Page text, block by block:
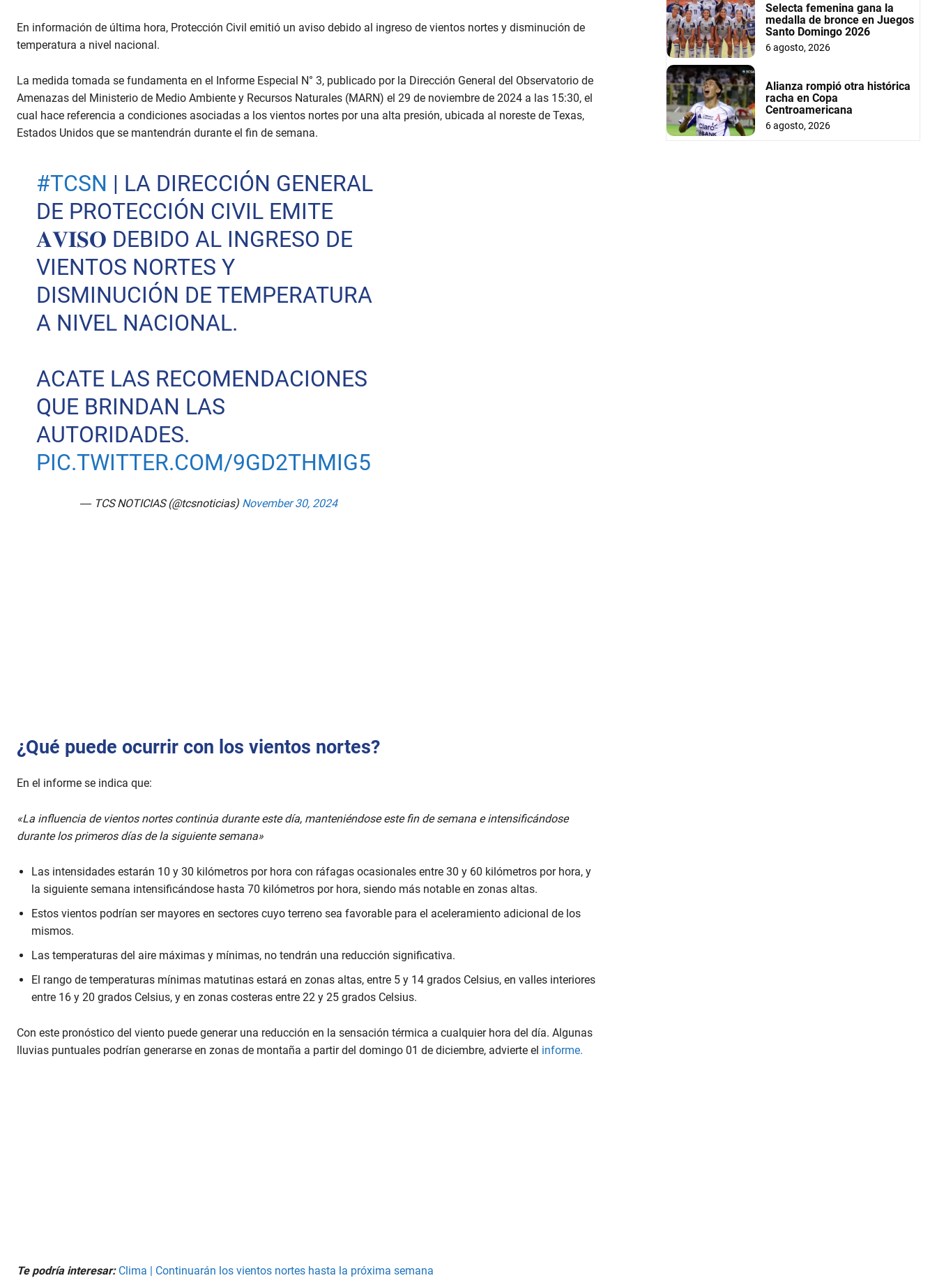
En información de última hora, Protección Civil emitió un aviso debido al ingreso de vientos nortes y disminución de
temperatura a nivel nacional.
La medida tomada se fundamenta en el Informe Especial N° 3, publicado por la Dirección General del Observatorio de
Amenazas del Ministerio de Medio Ambiente y Recursos Naturales (MARN) el 29 de noviembre de 2024 a las 15:30, el
cual hace referencia a condiciones asociadas a los vientos nortes por una alta presión, ubicada al noreste de Texas,
Estados Unidos que se mantendrán durante el fin de semana.
#TCSN | LA DIRECCIÓN GENERAL
DE PROTECCIÓN CIVIL EMITE
𝐀𝐕𝐈𝐒𝐎 DEBIDO AL INGRESO DE
VIENTOS NORTES Y
DISMINUCIÓN DE TEMPERATURA
A NIVEL NACIONAL.
ACATE LAS RECOMENDACIONES
QUE BRINDAN LAS
AUTORIDADES.
PIC.TWITTER.COM/9GD2THMIG5
— TCS NOTICIAS (@tcsnoticias) November 30, 2024
¿Qué puede ocurrir con los vientos nortes?
En el informe se indica que:
«La influencia de vientos nortes continúa durante este día, manteniéndose este fin de semana e intensificándose
durante los primeros días de la siguiente semana»
Las intensidades estarán 10 y 30 kilómetros por hora con ráfagas ocasionales entre 30 y 60 kilómetros por hora, y
la siguiente semana intensificándose hasta 70 kilómetros por hora, siendo más notable en zonas altas.
Estos vientos podrían ser mayores en sectores cuyo terreno sea favorable para el aceleramiento adicional de los
mismos.
Las temperaturas del aire máximas y mínimas, no tendrán una reducción significativa.
El rango de temperaturas mínimas matutinas estará en zonas altas, entre 5 y 14 grados Celsius, en valles interiores
entre 16 y 20 grados Celsius, y en zonas costeras entre 22 y 25 grados Celsius.
Con este pronóstico del viento puede generar una reducción en la sensación térmica a cualquier hora del día. Algunas
lluvias puntuales podrían generarse en zonas de montaña a partir del domingo 01 de diciembre, advierte el informe.
Te podría interesar: Clima | Continuarán los vientos nortes hasta la próxima semana
Selecta femenina gana la
medalla de bronce en Juegos
Santo Domingo 2026
6 agosto, 2026
Alianza rompió otra histórica
racha en Copa
Centroamericana
6 agosto, 2026